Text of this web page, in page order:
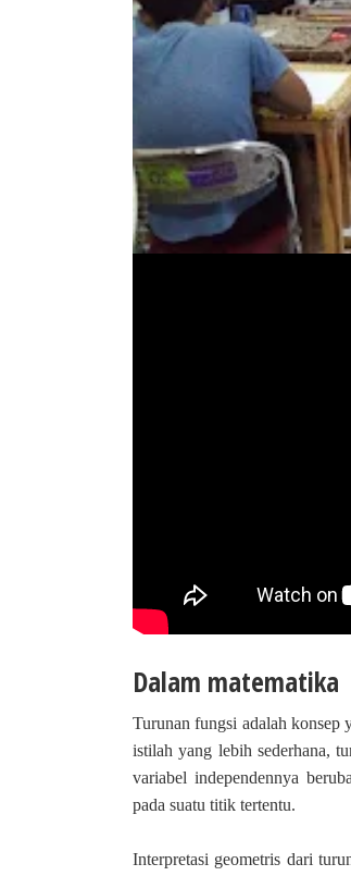
Dalam matematika
Turunan fungsi adalah konsep
istilah yang lebih sederhana,
variabel independennya
pada suatu titik tertentu.
Interpretasi geometris dari